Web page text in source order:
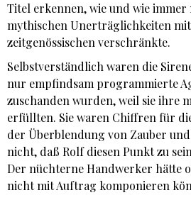
Titel erkennen, wie und wie
mythischen Unerträglichkeiten
zeitgenössischen verschränkte.
Selbstverständlich waren die
nur empfindsam programmierte
zuschanden wurden, weil sie ihre
erfüllten. Sie waren Chiffren für
der Überblendung von Zauber
nicht, daß Rolf diesen Punkt zu
Der nüchterne Handwerker hätte
nicht mit Auftrag komponieren